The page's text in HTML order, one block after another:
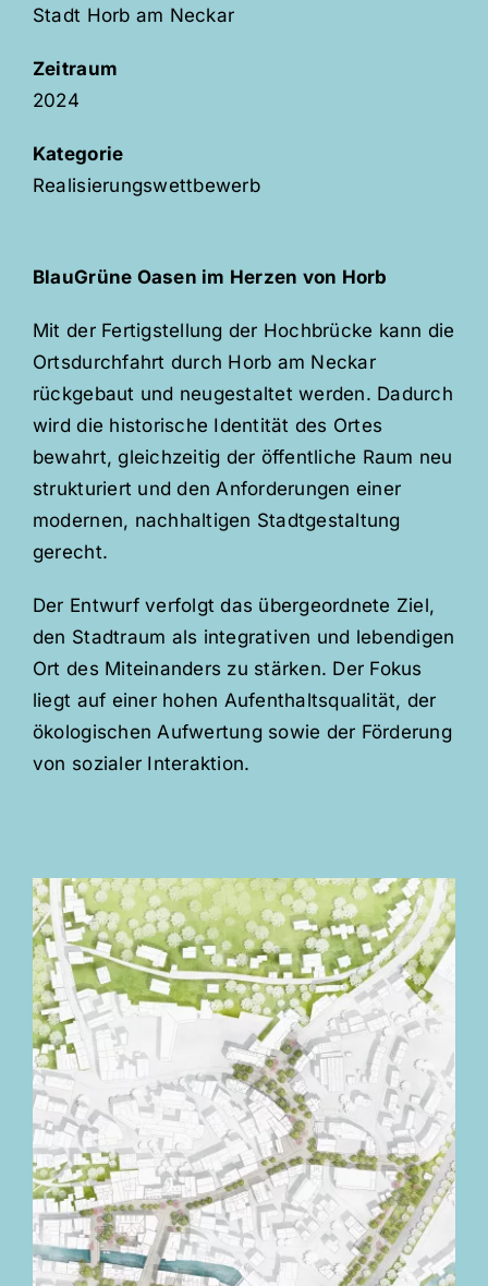
Stadt Horb am Neckar
Zeitraum
2024
Kategorie
Realisierungswettbewerb
BlauGrüne Oasen im Herzen von Horb
Mit der Fertigstellung der Hochbrücke kann die
Ortsdurchfahrt durch Horb am Neckar
rückgebaut und neugestaltet werden. Dadurch
wird die historische Identität des Ortes
bewahrt, gleichzeitig der öffentliche Raum neu
strukturiert und den Anforderungen einer
modernen, nachhaltigen Stadtgestaltung
gerecht.
Der Entwurf verfolgt das übergeordnete Ziel,
den Stadtraum als integrativen und lebendigen
Ort des Miteinanders zu stärken. Der Fokus
liegt auf einer hohen Aufenthaltsqualität, der
ökologischen Aufwertung sowie der Förderung
von sozialer Interaktion.